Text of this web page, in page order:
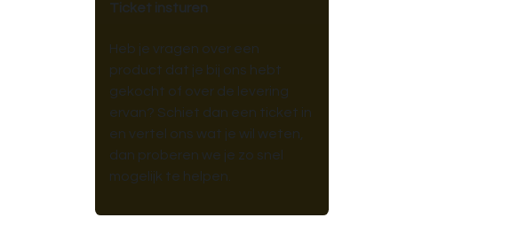
Ticket insturen
Heb je vragen over een
product dat je bij ons hebt
gekocht of over de levering
ervan? Schiet dan een ticket in
en vertel ons wat je wil weten,
dan proberen we je zo snel
mogelijk te helpen.